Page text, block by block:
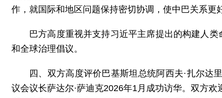
作，就国际和地区问题保持密切协调，使中巴关系
巴方高度重视并支持习近平主席提出的构建人
和全球治理倡议。
四、双方高度评价巴基斯坦总统阿西夫·扎尔达
议会议长萨达尔·萨迪克2026年1月成功访华。双方